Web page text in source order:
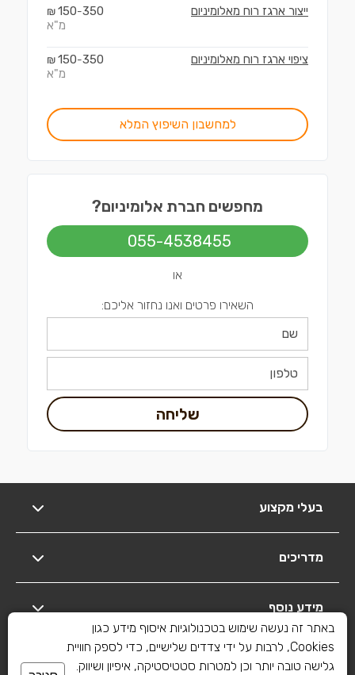
ייצור ארגז רוח מאלומיניום 150-350
₪
מ"א
ציפוי ארגז רוח מאלומיניום 150-350
₪
מ"א
למחשבון השיפוץ המלא
מחפשים חברת אלומיניום?
055-4538455
או
השאירו פרטים ואנו נחזור אליכם:
שליחה
בעלי מקצוע
מדריכים
מידע נוסף
יצירת קשר
באתר זה נעשה שימוש בטכנולוגיות איסוף מידע כגון
Cookies, לרבות על ידי צדדים שלישיים, כדי לספק חוויית
גלישה טובה יותר וכן למטרות סטטיסטיקה, איפיון ושיווק.